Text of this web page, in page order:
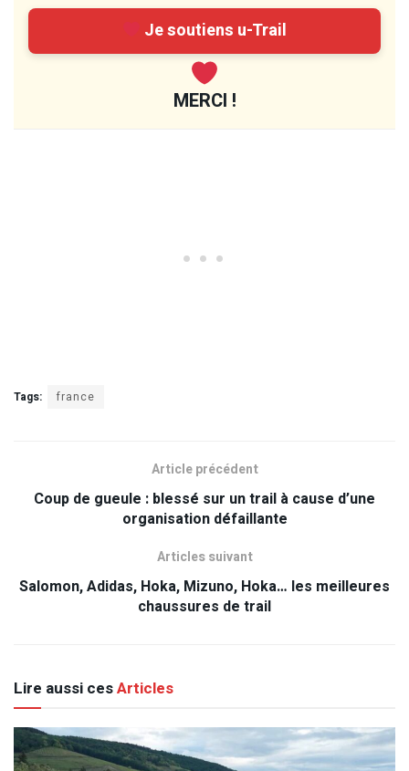
Je soutiens u-Trail
MERCI !
Tags: france
Article précédent
Coup de gueule : blessé sur un trail à cause d’une
organisation défaillante
Articles suivant
Salomon, Adidas, Hoka, Mizuno, Hoka… les meilleures
chaussures de trail
Lire aussi cesArticles